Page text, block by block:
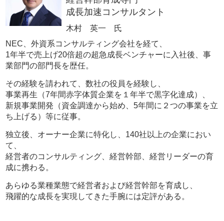
成長加速コンサルタント
木村 英一 氏
NEC、外資系コンサルティング会社を経て、
1年半で売上げ20倍超の超急成長ベンチャーに入社後、事
業部門の部門長を歴任。
その経験を請われて、数社の役員を経験し、
事業再生（7年間赤字体質企業を１年半で黒字化達成）、
新規事業開発（資金調達から始め、5年間に２つの事業を立
ち上げる）等に従事。
独立後、オーナー企業に特化し、140社以上の企業におい
て、
経営者のコンサルティング、経営幹部、経営リーダーの育
成に携わる。
あらゆる業種業態で経営者および経営幹部を育成し、
飛躍的な成長を実現してきた手腕には定評がある。